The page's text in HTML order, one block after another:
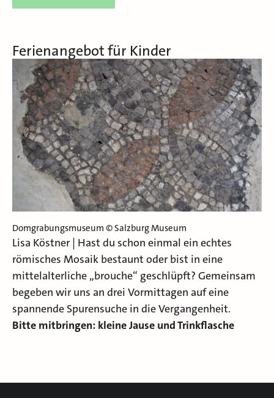
Ferienangebot für Kinder
Domgrabungsmuseum © Salzburg Museum
Lisa Köstner | Hast du schon einmal ein echtes
römisches Mosaik bestaunt oder bist in eine
mittelalterliche „brouche“ geschlüpft? Gemeinsam
begeben wir uns an drei Vormittagen auf eine
spannende Spurensuche in die Vergangenheit.
Bitte mitbringen: kleine Jause und Trinkflasche